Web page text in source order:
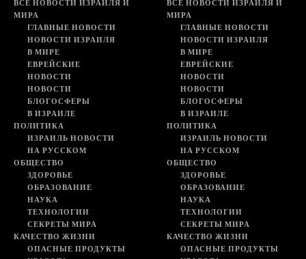
ВСЕ НОВОСТИ ИЗРАИЛЯ И
МИРА
ГЛАВНЫЕ НОВОСТИ
НОВОСТИ ИЗРАИЛЯ
В МИРЕ
ЕВРЕЙСКИЕ
НОВОСТИ
НОВОСТИ
БЛОГОСФЕРЫ
В ИЗРАИЛЕ
ПОЛИТИКА
ИЗРАИЛЬ НОВОСТИ
НА РУССКОМ
ОБЩЕСТВО
ЗДОРОВЬЕ
ОБРАЗОВАНИЕ
НАУКА
ТЕХНОЛОГИИ
СЕКРЕТЫ МИРА
КАЧЕСТВО ЖИЗНИ
ОПАСНЫЕ ПРОДУКТЫ
ВСЕ НОВОСТИ ИЗРАИЛЯ И
МИРА
ГЛАВНЫЕ НОВОСТИ
НОВОСТИ ИЗРАИЛЯ
В МИРЕ
ЕВРЕЙСКИЕ
НОВОСТИ
НОВОСТИ
БЛОГОСФЕРЫ
В ИЗРАИЛЕ
ПОЛИТИКА
ИЗРАИЛЬ НОВОСТИ
НА РУССКОМ
ОБЩЕСТВО
ЗДОРОВЬЕ
ОБРАЗОВАНИЕ
НАУКА
ТЕХНОЛОГИИ
СЕКРЕТЫ МИРА
КАЧЕСТВО ЖИЗНИ
ОПАСНЫЕ ПРОДУКТЫ